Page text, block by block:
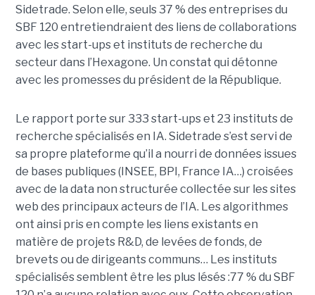
Sidetrade. Selon elle, seuls 37 % des entreprises du
SBF 120 entretiendraient des liens de collaborations
avec les start-ups et instituts de recherche du
secteur dans l’Hexagone. Un constat qui détonne
avec les promesses du président de la République.
Le rapport porte sur 333 start-ups et 23 instituts de
recherche spécialisés en IA. Sidetrade s’est servi de
sa propre plateforme qu’il a nourri de données issues
de bases publiques (INSEE, BPI, France IA…) croisées
avec de la data non structurée collectée sur les sites
web des principaux acteurs de l’IA. Les algorithmes
ont ainsi pris en compte les liens existants en
matière de projets R&D, de levées de fonds, de
brevets ou de dirigeants communs… Les instituts
spécialisés semblent être les plus lésés :77 % du SBF